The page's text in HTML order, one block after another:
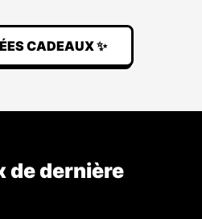
CADEAUX ✨
de dernière